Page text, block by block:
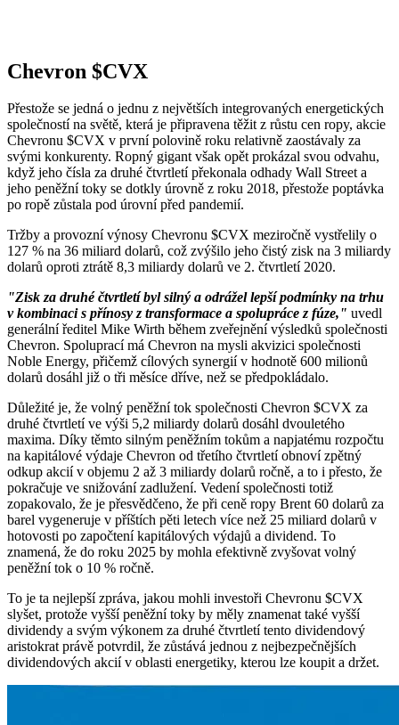
Chevron $CVX
Přestože se jedná o jednu z největších integrovaných energetických
společností na světě, která je připravena těžit z růstu cen ropy, akcie
Chevronu $CVX v první polovině roku relativně zaostávaly za
svými konkurenty. Ropný gigant však opět prokázal svou odvahu,
když jeho čísla za druhé čtvrtletí překonala odhady Wall Street a
jeho peněžní toky se dotkly úrovně z roku 2018, přestože poptávka
po ropě zůstala pod úrovní před pandemií.
Tržby a provozní výnosy Chevronu $CVX meziročně vystřelily o
127 % na 36 miliard dolarů, což zvýšilo jeho čistý zisk na 3 miliardy
dolarů oproti ztrátě 8,3 miliardy dolarů ve 2. čtvrtletí 2020.
"Zisk za druhé čtvrtletí byl silný a odrážel lepší podmínky na trhu
v kombinaci s přínosy z transformace a spolupráce z fúze," uvedl
generální ředitel Mike Wirth během zveřejnění výsledků společnosti
Chevron. Spoluprací má Chevron na mysli akvizici společnosti
Noble Energy, přičemž cílových synergií v hodnotě 600 milionů
dolarů dosáhl již o tři měsíce dříve, než se předpokládalo.
Důležité je, že volný peněžní tok společnosti Chevron $CVX za
druhé čtvrtletí ve výši 5,2 miliardy dolarů dosáhl dvouletého
maxima. Díky těmto silným peněžním tokům a napjatému rozpočtu
na kapitálové výdaje Chevron od třetího čtvrtletí obnoví zpětný
odkup akcií v objemu 2 až 3 miliardy dolarů ročně, a to i přesto, že
pokračuje ve snižování zadlužení. Vedení společnosti totiž
zopakovalo, že je přesvědčeno, že při ceně ropy Brent 60 dolarů za
barel vygeneruje v příštích pěti letech více než 25 miliard dolarů v
hotovosti po započtení kapitálových výdajů a dividend. To
znamená, že do roku 2025 by mohla efektivně zvyšovat volný
peněžní tok o 10 % ročně.
To je ta nejlepší zpráva, jakou mohli investoři Chevronu $CVX
slyšet, protože vyšší peněžní toky by měly znamenat také vyšší
dividendy a svým výkonem za druhé čtvrtletí tento dividendový
aristokrat právě potvrdil, že zůstává jednou z nejbezpečnějších
dividendových akcií v oblasti energetiky, kterou lze koupit a držet.